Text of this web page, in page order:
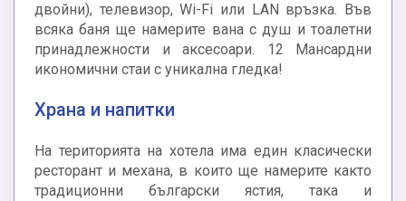
двойни), телевизор, Wi-Fi или LAN връзка. Във
всяка баня ще намерите вана с душ и тоалетни
принадлежности и аксесоари. 12 Мансардни
икономични стаи с уникална гледка!
Храна и напитки
На територията на хотела има един класически
ресторант и механа, в които ще намерите както
традиционни български ястия, така и